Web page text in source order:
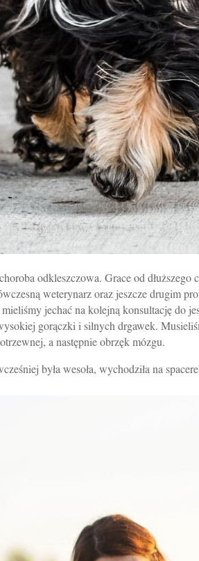
odkleszczowa. Grace od dłuższego
weterynarz oraz jeszcze drugim
jechać na kolejną konsultację do
gorączki i silnych drgawek.
a następnie obrzęk mózgu.
była wesoła, wychodziła na